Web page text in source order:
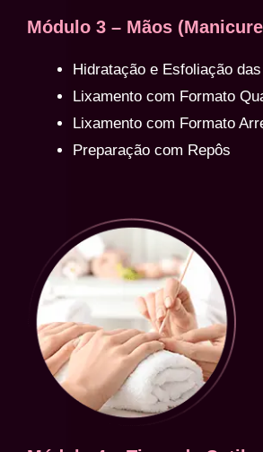
Módulo 3 – Mãos
Hidratação e Esfoliação
Lixamento com Formato
Lixamento com Formato
Preparação com Repôs